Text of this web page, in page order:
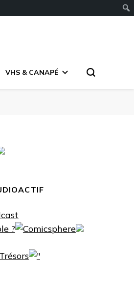
VHS & CANAPÉ